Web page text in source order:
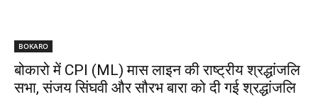
BOKARO
बोकारो में CPI (ML) मास लाइन की राष्ट्रीय श्रद्धांजलि
सभा, संजय सिंघवी और सौरभ बारा को दी गई श्रद्धांजलि